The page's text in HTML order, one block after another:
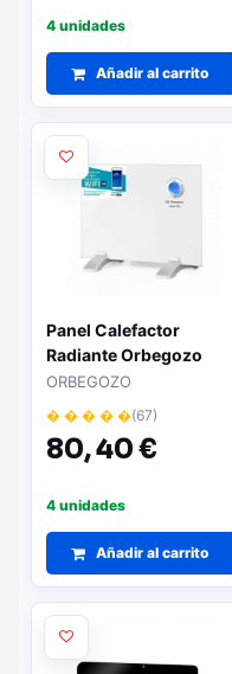
4 unidades
Añadir al carrito
Panel Calefactor
Radiante Orbegozo
REW 500/ 500W/ WiFi
ORBEGOZO
� � � � �(67)
80,40 €
4 unidades
Añadir al carrito